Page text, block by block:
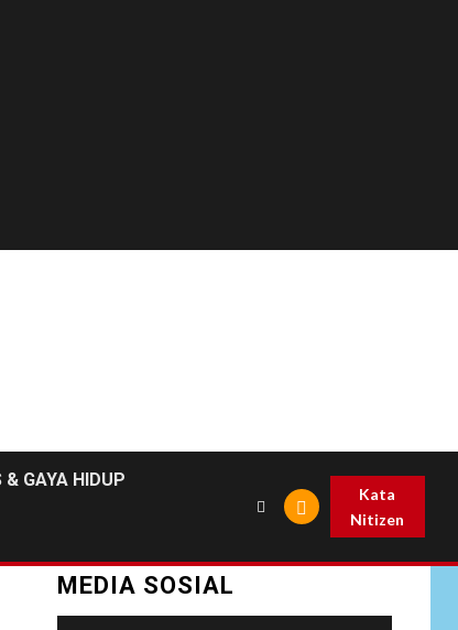
GAYA HIDUP
Kata
Nitizen
MEDIA SOSIAL